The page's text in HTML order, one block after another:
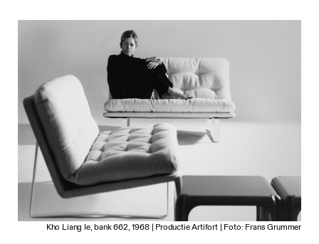
Kho Liang Ie, bank 662, 1968 | Productie Artifort | Foto: Frans Grummer